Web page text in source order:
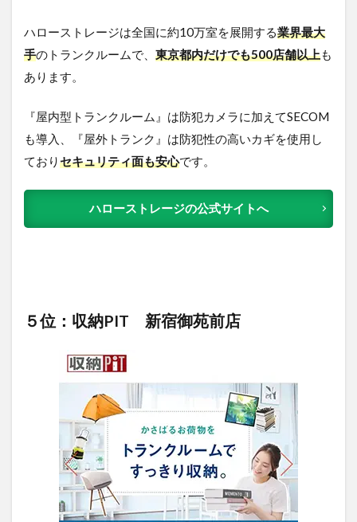
ハローストレージは全国に約10万室を展開する業界最大
手のトランクルームで、 東京都内だけでも500店舗以上も
あります。
『屋内型トランクルーム』は防犯カメラに加えてSECOM
も導入、『屋外トランク』は防犯性の高いカギを使用し
ておりセキュリティ面も安心です。
ハローストレージの公式サイトへ
５位：収納PIT 新宿御苑前店